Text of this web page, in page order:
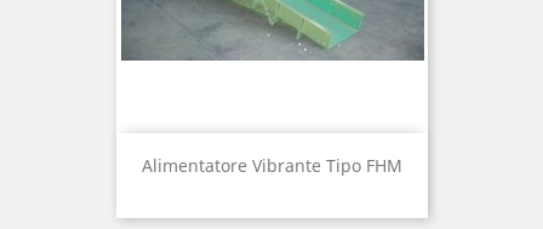
Alimentatore Vibrante Tipo FHM